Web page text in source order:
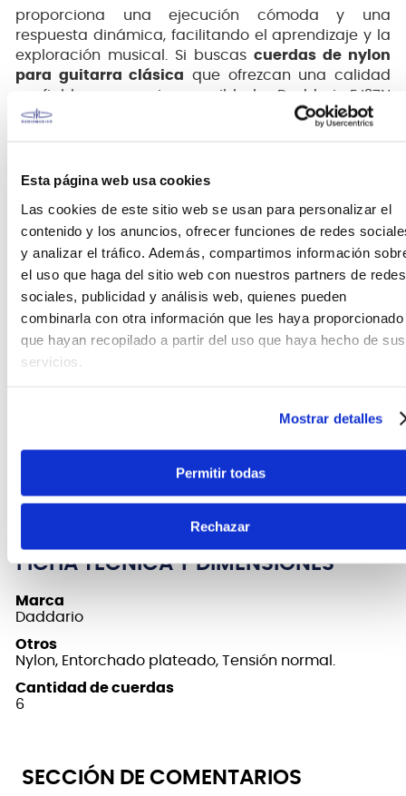
Esta página web usa cookies
Las cookies de este sitio web se usan para personalizar el
contenido y los anuncios, ofrecer funciones de redes
y analizar el tráfico. Además, compartimos información
el uso que haga del sitio web con nuestros partners de redes
sociales, publicidad y análisis web, quienes pueden
combinarla con otra información que les haya proporcionado
que hayan recopilado a partir del uso que haya hecho de sus
servicios.
Mostrar detalles
Permitir todas
Rechazar
proporciona una ejecución cómoda y una
respuesta dinámica, facilitando el aprendizaje y la
exploración musical. Si buscas cuerdas de nylon
para guitarra clásica que ofrezcan una calidad
confiable a un precio accesible, las Daddario EJ27N
Classic Nylon son la elección ideal para comenzar
LasCuerdas para Guitarra Clásica Daddario
son un juego de
cuerdas de
nylon para guitarra clásica
de tensión normal y
escala completa. Los agudos (Mi, Si, Sol) están
Los bajos (Re, La, Mi grave) tienen un núcleo de
plateado. El tipo de extremo es de amarre (Tie-
End). Este set no tiene recubrimiento. Fabricadas en
FICHA TÉCNICA Y DIMENSIONES
Marca
Daddario
Otros
Nylon, Entorchado plateado, Tensión normal.
Cantidad de cuerdas
6